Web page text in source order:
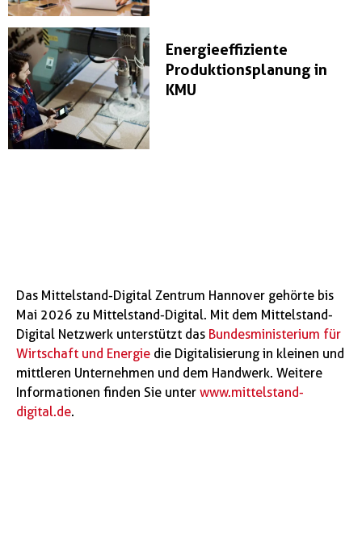
Energieeffiziente
Produktionsplanung in
KMU
Das Mittelstand-Digital Zentrum Hannover gehörte bis
Mai 2026 zu Mittelstand-Digital. Mit dem Mittelstand-
Digital Netzwerk unterstützt das Bundesministerium für
Wirtschaft und Energie die Digitalisierung in kleinen und
mittleren Unternehmen und dem Handwerk. Weitere
Informationen finden Sie unter www.mittelstand-
digital.de.